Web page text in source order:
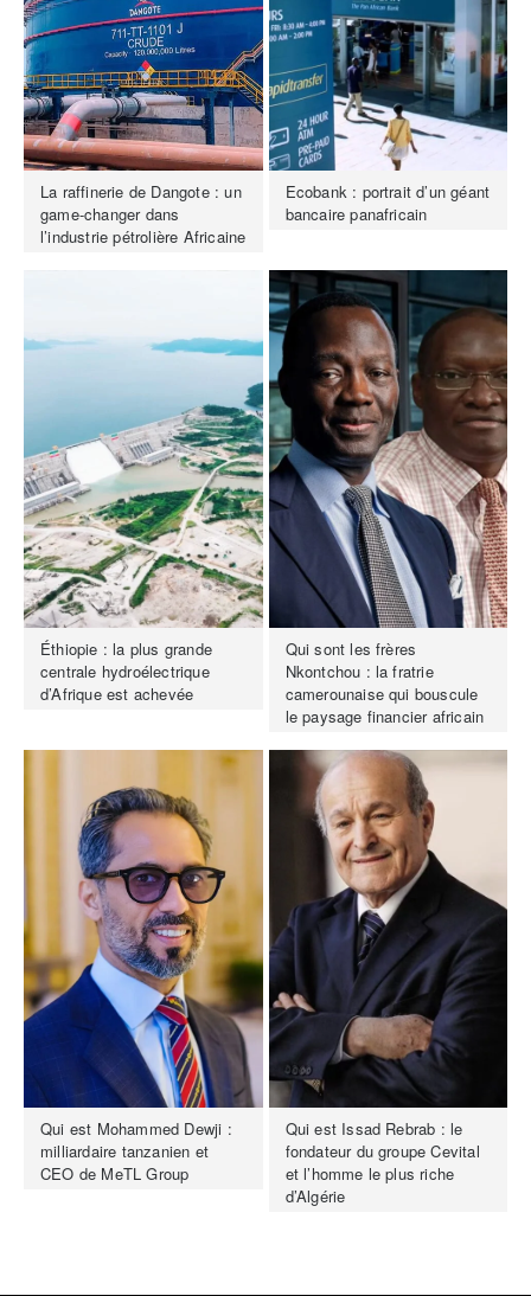
La raffinerie de Dangote : un
game-changer dans
l’industrie pétrolière Africaine
Ecobank : portrait d’un géant
bancaire panafricain
Éthiopie : la plus grande
centrale hydroélectrique
d’Afrique est achevée
Qui sont les frères
Nkontchou : la fratrie
camerounaise qui bouscule
le paysage financier africain
Qui est Mohammed Dewji :
milliardaire tanzanien et
CEO de MeTL Group
Qui est Issad Rebrab : le
fondateur du groupe Cevital
et l’homme le plus riche
d’Algérie